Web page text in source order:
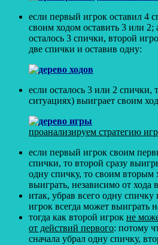
если первый игрок оставил 4
своим ходом оставить 3 или 2;
осталось 3 спички, второй
две спички и оставив одну:
если осталось 3 или 2 спички,
ситуациях) выиграет своим
проанализируем стратегию
если первый игрок своим
спички, то второй сразу
одну спичку, то своим вторым
выиграть, независимо от хода
итак, убрав всего одну
игрок всегда может выиграть
тогда как второй игрок не
от действий первого: потому
сначала убрал одну спичку,